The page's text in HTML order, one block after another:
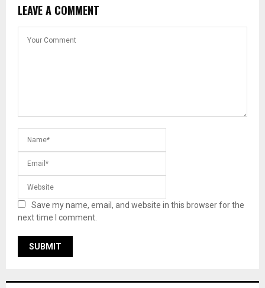
LEAVE A COMMENT
Save my name, email, and website in this browser for the
next time I comment.